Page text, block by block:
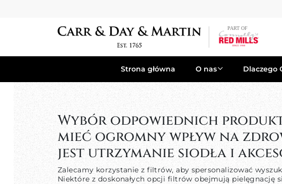
Strona główna O nas Dlaczego
Wybór odpowiednich
mieć ogromny wpływ na
jest utrzymanie siodła i
Zalecamy korzystanie z filtrów, aby spersonalizować
Niektóre z doskonałych opcji filtrów obejmują